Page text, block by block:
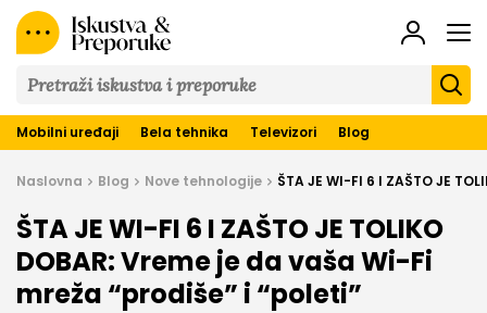
&
Preporuke
Mobilni uređaji Bela tehnika Televizori Blog
Naslovna Blog Nove tehnologije ŠTA JE WI-FI 6 I ZAŠTO JE
ŠTA JE WI-FI 6 I ZAŠTO JE TOLIKO
DOBAR: Vreme je da vaša Wi-Fi
mreža “prodiše” i “poleti”